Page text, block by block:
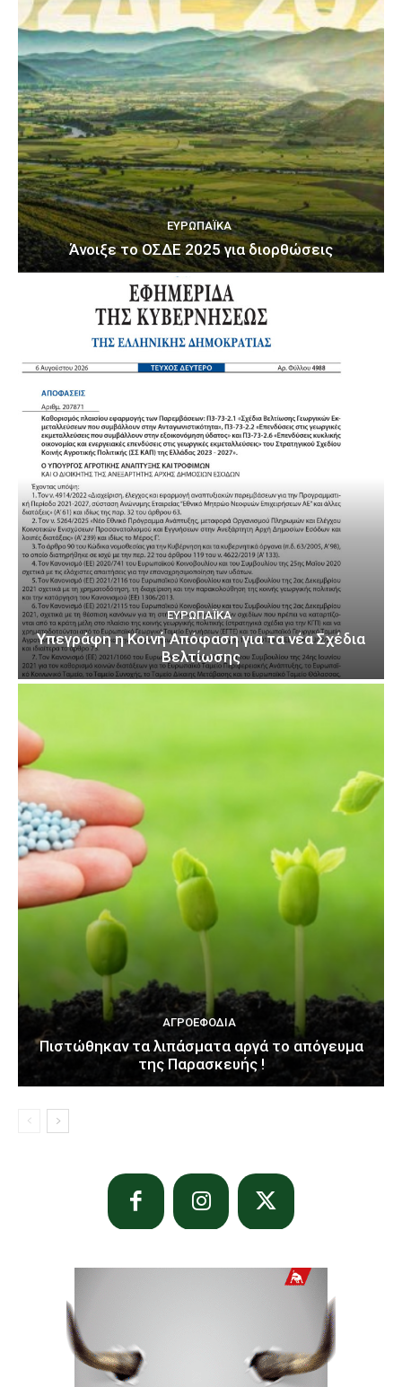
ΕΥΡΩΠΑΪΚΆ
Άνοιξε το ΟΣΔΕ 2025 για διορθώσεις
ΕΥΡΩΠΑΪΚΆ
Υπεγράφη η Κοινή Απόφαση για τα νέα Σχέδια
Βελτίωσης
ΑΓΡΟΕΦΌΔΙΑ
Πιστώθηκαν τα λιπάσματα αργά το απόγευμα
της Παρασκευής !